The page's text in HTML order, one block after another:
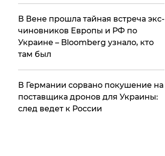
В Вене прошла тайная встреча экс-
чиновников Европы и РФ по
Украине – Bloomberg узнало, кто
там был
​В Германии сорвано покушение на
поставщика дронов для Украины:
след ведет к России